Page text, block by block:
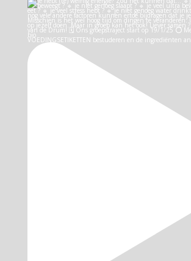
VOEDINGSETIKETTEN bestuderen en de ingrediënten an